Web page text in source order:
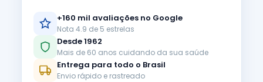
+160 mil avaliações no Google
Nota 4.9 de 5 estrelas
Desde 1962
Mais de 60 anos cuidando da sua saúde
Entrega para todo o Brasil
Envio rápido e rastreado